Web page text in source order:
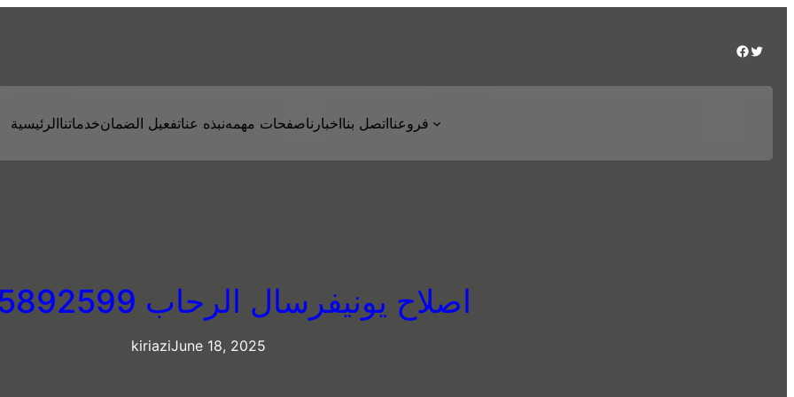
Facebook Twitter
الرئيسيةخدماتناتفعيل الضماننبذه عناصفحات مهمهاخبارنااتصل بنافروعنا
اصلاح يونيفرسال الرحاب 01125892599
kiriaziJune 18, 2025